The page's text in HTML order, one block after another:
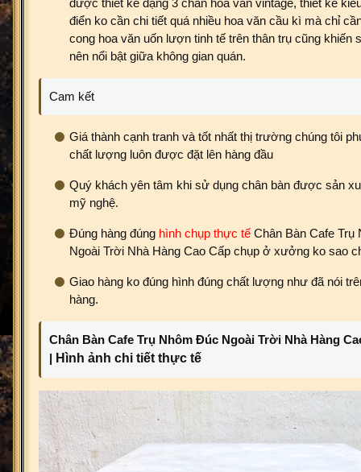
điển ko cần chi tiết quá nhiều hoa văn cầu kì mà chỉ
cong hoa văn uốn lượn tinh tế trên thân trụ cũng khiến
nên nổi bật giữa không gian quán.
Cam kết
Giá thành cạnh tranh và tốt nhất thị trường chúng tôi
chất lượng luôn được đặt lên hàng đầu
Quý khách yên tâm khi sử dụng chân bàn được sản
mỹ nghệ.
Đúng hàng đúng hình chụp thực tế Chân Bàn Cafe Trụ
Ngoài Trời Nhà Hàng Cao Cấp chụp ở xưởng ko sao
Giao hàng ko đúng hình đúng chất lượng như đã nói
hàng.
Chân Bàn Cafe Trụ Nhôm Đúc Ngoài Trời Nhà Hàng
| Hình ảnh chi tiết thực tế